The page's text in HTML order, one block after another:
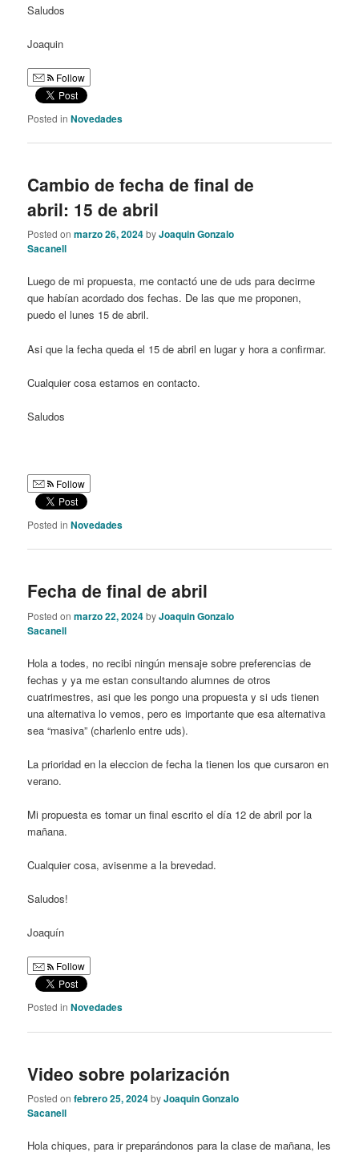
Saludos
Joaquin
Follow
Posted in Novedades
Cambio de fecha de final de
abril: 15 de abril
Posted onmarzo 26, 2024byJoaquin Gonzalo
Sacanell
Luego de mi propuesta, me contactó une de uds para decirme
que habían acordado dos fechas. De las que me proponen,
puedo el lunes 15 de abril.
Asi que la fecha queda el 15 de abril en lugar y hora a confirmar.
Cualquier cosa estamos en contacto.
Saludos
Follow
Posted in Novedades
Fecha de final de abril
Posted onmarzo 22, 2024byJoaquin Gonzalo
Sacanell
Hola a todes, no recibi ningún mensaje sobre preferencias de
fechas y ya me estan consultando alumnes de otros
cuatrimestres, asi que les pongo una propuesta y si uds tienen
una alternativa lo vemos, pero es importante que esa alternativa
sea “masiva” (charlenlo entre uds).
La prioridad en la eleccion de fecha la tienen los que cursaron en
verano.
Mi propuesta es tomar un final escrito el día 12 de abril por la
mañana.
Cualquier cosa, avisenme a la brevedad.
Saludos!
Joaquín
Follow
Posted in Novedades
Video sobre polarización
Posted onfebrero 25, 2024byJoaquin Gonzalo
Sacanell
Hola chiques, para ir preparándonos para la clase de mañana, les